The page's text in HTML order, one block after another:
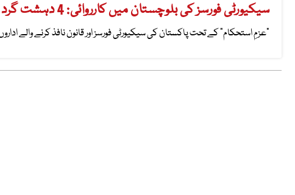
سیکیورٹی فورسز کی بلوچستان میں کارروائی: 4 دہشت گرد ہلاک، دھماکا خیز مواد سے بھری دو گاڑیاں تباہ
“عزمِ استحکام” کے تحت پاکستان کی سیکیورٹی فورسز اور قانون نافذ کرنے